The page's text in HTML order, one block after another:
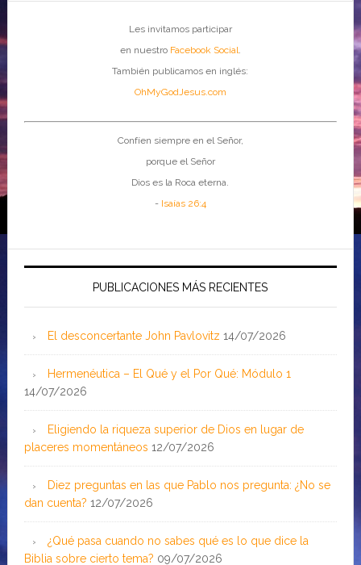
Les invitamos participar
en nuestro Facebook Social.
También publicamos en inglés:
OhMyGodJesus.com
Confíen siempre en el Señor,
porque el Señor
Dios es la Roca eterna.
- Isaías 26:4
PUBLICACIONES MÁS RECIENTES
El desconcertante John Pavlovitz 14/07/2026
Hermenéutica – El Qué y el Por Qué: Módulo 1
14/07/2026
Eligiendo la riqueza superior de Dios en lugar de
placeres momentáneos 12/07/2026
Diez preguntas en las que Pablo nos pregunta: ¿No se
dan cuenta? 12/07/2026
¿Qué pasa cuando no sabes qué es lo que dice la
Biblia sobre cierto tema? 09/07/2026